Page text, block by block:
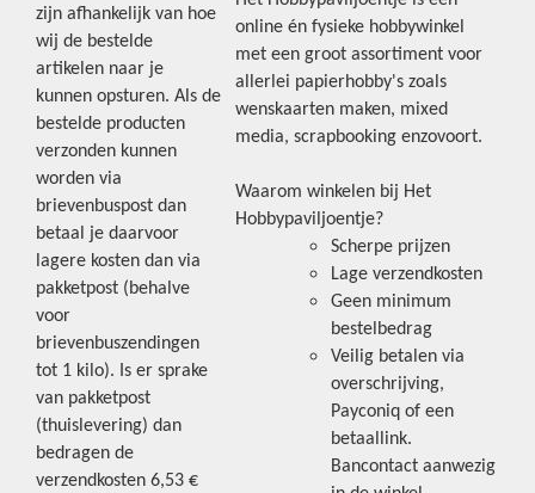
zijn afhankelijk van hoe
wij de bestelde
artikelen naar je
kunnen opsturen. Als de
bestelde producten
verzonden kunnen
worden via
brievenbuspost dan
betaal je daarvoor
lagere kosten dan via
pakketpost (behalve
voor
brievenbuszendingen
tot 1 kilo). Is er sprake
van pakketpost
(thuislevering) dan
bedragen de
verzendkosten 6,53 €
online én fysieke hobbywinkel
met een groot assortiment voor
allerlei papierhobby's zoals
wenskaarten maken, mixed
media, scrapbooking enzovoort.
Waarom winkelen bij Het
Hobbypaviljoentje?
Scherpe prijzen
Lage verzendkosten
Geen minimum
bestelbedrag
Veilig betalen via
overschrijving,
Payconiq of een
betaallink.
Bancontact aanwezig